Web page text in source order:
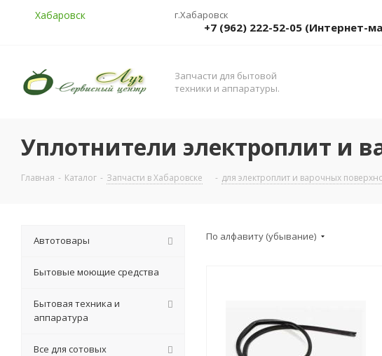
Хабаровск г.Хабаровск
+7 (962) 222-52-05 (Интернет-
Запчасти для бытовой
техники и аппаратуры.
Уплотнители электроплит и
Главная - Каталог - Запчасти в Хабаровске - для электроплит и варочных
По алфавиту (убывание)
Автотовары
Бытовые моющие средства
Бытовая техника и
аппаратура
Все для сотовых